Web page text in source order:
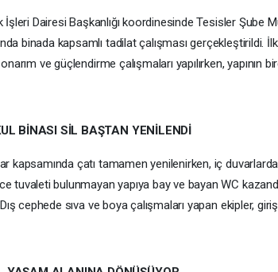
İşleri Dairesi Başkanlığı koordinesinde Tesisler Şube
binada kapsamlı tadilat çalışması gerçekleştirildi.
ve güçlendirme çalışmaları yapılırken, yapının
BİNASI SİL BAŞTAN YENİLENDİ
kapsamında çatı tamamen yenilenirken, iç
tuvaleti bulunmayan yapıya bay ve bayan WC
cephede sıva ve boya çalışmaları yapan ekipler,